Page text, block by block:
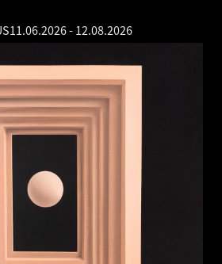
11.06.2026- 12.08.2026